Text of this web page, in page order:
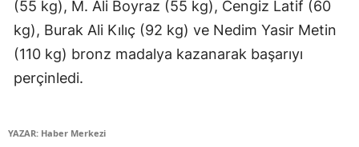
Kayseri
Kırklareli
(55 kg), M. Ali Boyraz (55 kg), Cengiz Latif (60
kg), Burak Ali Kılıç (92 kg) ve Nedim Yasir Metin
(110 kg) bronz madalya kazanarak başarıyı
perçinledi.
YAZAR: Haber Merkezi